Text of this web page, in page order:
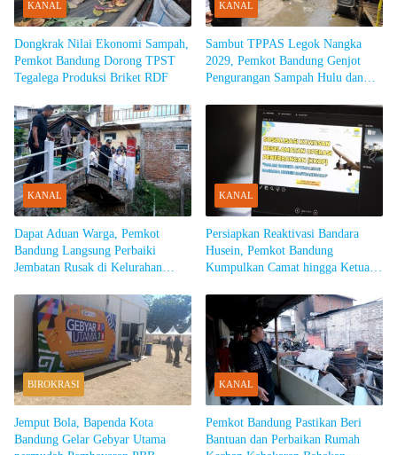
KANAL
Dongkrak Nilai Ekonomi Sampah,
Pemkot Bandung Dorong TPST
Tegalega Produksi Briket RDF
KANAL
Sambut TPPAS Legok Nangka
2029, Pemkot Bandung Genjot
Pengurangan Sampah Hulu dan
KANAL
Dapat Aduan Warga, Pemkot
Bandung Langsung Perbaiki
Jembatan Rusak di Kelurahan
KANAL
Persiapkan Reaktivasi Bandara
Husein, Pemkot Bandung
Kumpulkan Camat hingga Ketua
BIROKRASI
Jemput Bola, Bapenda Kota
Bandung Gelar Gebyar Utama
KANAL
Pemkot Bandung Pastikan Beri
Bantuan dan Perbaikan Rumah